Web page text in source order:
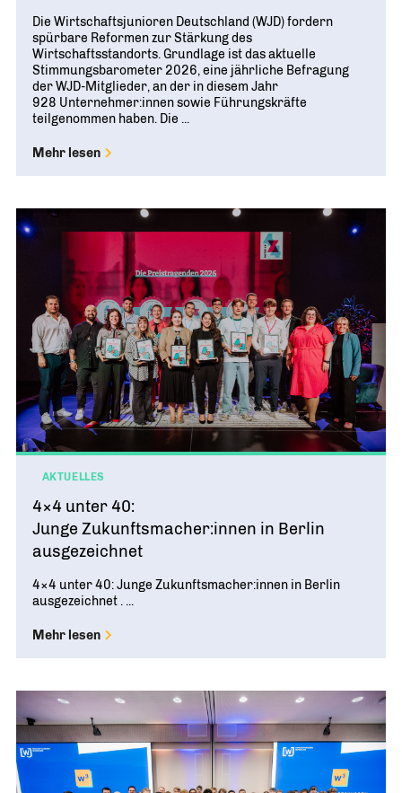
Die Wirtschaftsjunioren Deutschland (WJD) fordern
spürbare Reformen zur Stärkung des
Wirtschaftsstandorts. Grundlage ist das aktuelle
Stimmungsbarometer 2026, eine jährliche Befragung
der WJD-Mitglieder, an der in diesem Jahr
928 Unternehmer:innen sowie Führungskräfte
teilgenommen haben. Die ...
Mehr lesen
AKTUELLES
4×4 unter 40:
Junge Zukunftsmacher:innen in Berlin
ausgezeichnet
4×4 unter 40: Junge Zukunftsmacher:innen in Berlin
ausgezeichnet . ...
Mehr lesen